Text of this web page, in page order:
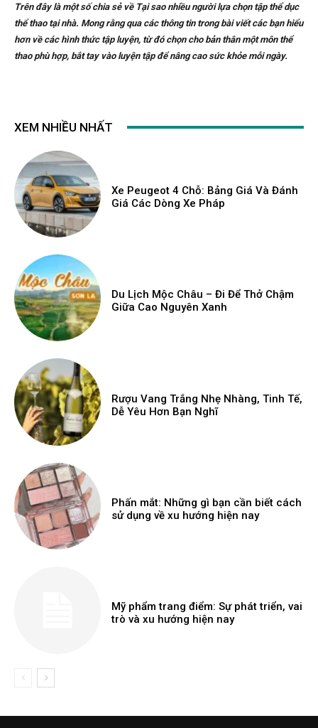
Trên đây là một số chia sẻ về Tại sao nhiều người lựa chọn tập thể dục
thể thao tại nhà. Mong rằng qua các thông tin trong bài viết các bạn hiểu
hơn về các hình thức tập luyện, từ đó chọn cho bản thân một môn thể
thao phù hợp, bắt tay vào luyện tập để nâng cao sức khỏe mỗi ngày.
XEM NHIỀU NHẤT
Xe Peugeot 4 Chỗ: Bảng Giá Và Đánh
Giá Các Dòng Xe Pháp
Du Lịch Mộc Châu – Đi Để Thở Chậm
Giữa Cao Nguyên Xanh
Rượu Vang Trắng Nhẹ Nhàng, Tinh Tế,
Dễ Yêu Hơn Bạn Nghĩ
Phấn mắt: Những gì bạn cần biết cách
sử dụng về xu hướng hiện nay
Mỹ phẩm trang điểm: Sự phát triển, vai
trò và xu hướng hiện nay